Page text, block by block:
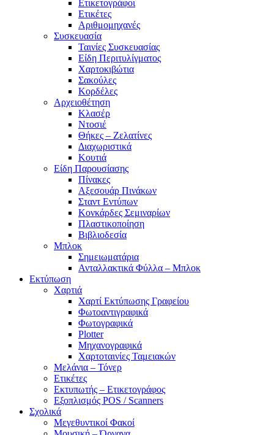
Ετικετογράφοι
Ετικέτες
Αριθμομηχανές
Συσκευασία
Ταινίες Συσκευασίας
Είδη Περιτυλίγματος
Χαρτοκιβώτια
Σακούλες
Κορδέλες
Αρχειοθέτηση
Κλασέρ
Ντοσιέ
Θήκες – Ζελατίνες
Διαχωριστικά
Κουτιά
Είδη Παρουσίασης
Πίνακες
Αξεσουάρ Πινάκων
Σταντ Εντύπων
Κονκάρδες Σεμιναρίων
Πλαστικοποίηση
Βιβλιοδεσία
Μπλοκ
Σημειωματάρια
Ανταλλακτικά Φύλλα – Μπλοκ
Εκτύπωση
Χαρτιά
Χαρτί Εκτύπωσης Γραφείου
Φωτοαντιγραφικά
Φωτογραφικά
Plotter
Μηχανογραφικά
Χαρτοταινίες Ταμειακών
Μελάνια – Τόνερ
Ετικέτες
Εκτυπωτής – Ετικετογράφος
Εξοπλισμός POS / Scanners
Σχολικά
Μεγεθυντικοί Φακοί